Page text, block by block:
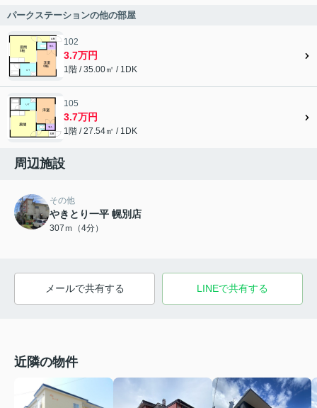
パークステーションの他の部屋
102
3.7万円
1階 / 35.00㎡ / 1DK
105
3.7万円
1階 / 27.54㎡ / 1DK
周辺施設
その他
やきとり一平 幌別店
307ｍ（4分）
メールで共有する LINEで共有する
近隣の物件